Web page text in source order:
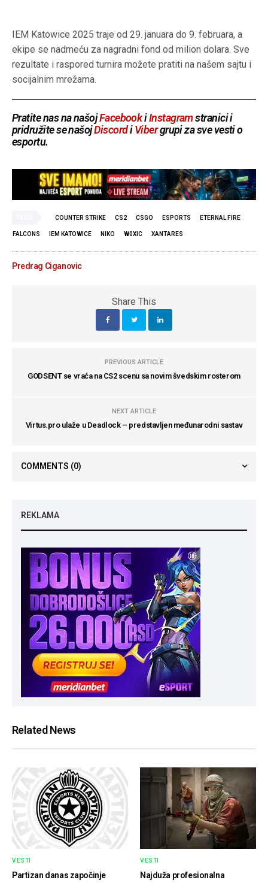
IEM Katowice 2025 traje od 29. januara do 9. februara, a
ekipe se nadmeću za nagradni fond od milion dolara. Sve
rezultate i raspored turnira možete pratiti na našem sajtu i
socijalnim mrežama.
Pratite nas na našojFacebookiInstagramstranici i
pridružite se našojDiscordiVibergrupi za sve vesti o
esportu.
COUNTER STRIKE CS2 CSGO ESPORTS ETERNAL FIRE
FALCONS IEM KATOWICE NIKO W0XIC XANTARES
Predrag Ciganovic
Share This
PREVIOUS ARTICLE
GODSENT se vraća na CS2 scenu sa novim švedskim rosterom
NEXT ARTICLE
Virtus.pro ulaže u Deadlock – predstavljen međunarodni sastav
COMMENTS (0)
REKLAMA
Related News
VESTI
Partizan danas započinje
VESTI
Najduža profesionalna